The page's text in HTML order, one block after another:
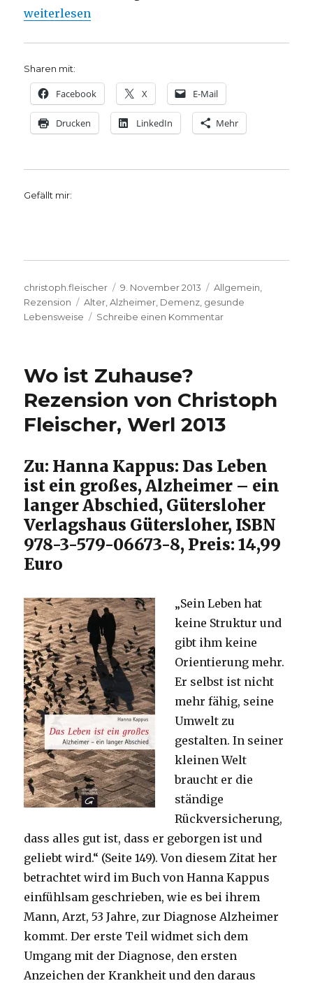
„Alzheimer frühzeitig verhindern. Rezension von
weiterlesen
Sharen mit:
Facebook X E-Mail
Drucken LinkedIn Mehr
Gefällt mir:
Autor
christoph.fleischer
Veröffentlicht
am
9. November 2013 Kategorien
Allgemein
Rezension
Schlagwörter
Alter ,Alzheimer Demenz gesunde
Lebensweise
Schreibe einen Kommentarzu
Christoph
Fleischer,
Werl
Wo ist Zuhause?
Rezension von Christoph
Fleischer, Werl 2013
Zu: Hanna Kappus: Das Leben
ist ein großes, Alzheimer – ein
langer Abschied, Gütersloher
Verlagshaus Gütersloher, ISBN
978-3-579-06673-8, Preis: 14,99
Euro
„Sein Leben hat
keine Struktur und
gibt ihm keine
Orientierung mehr.
Er selbst ist nicht
mehr fähig, seine
Umwelt zu
gestalten. In seiner
kleinen Welt
braucht er die
ständige
Rückversicherung,
dass alles gut ist, dass er geborgen ist und
geliebt wird.“ (Seite 149). Von diesem Zitat her
betrachtet wird im Buch von Hanna Kappus
einfühlsam geschrieben, wie es bei ihrem
Mann, Arzt, 53 Jahre, zur Diagnose Alzheimer
kommt. Der erste Teil widmet sich dem
Umgang mit der Diagnose, den ersten
Anzeichen der Krankheit und den daraus